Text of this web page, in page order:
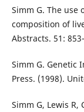
Simm G. The use
composition of
Abstracts. 51:
Simm G. Genetic
Press. (1998).
Simm G, Lewis R,